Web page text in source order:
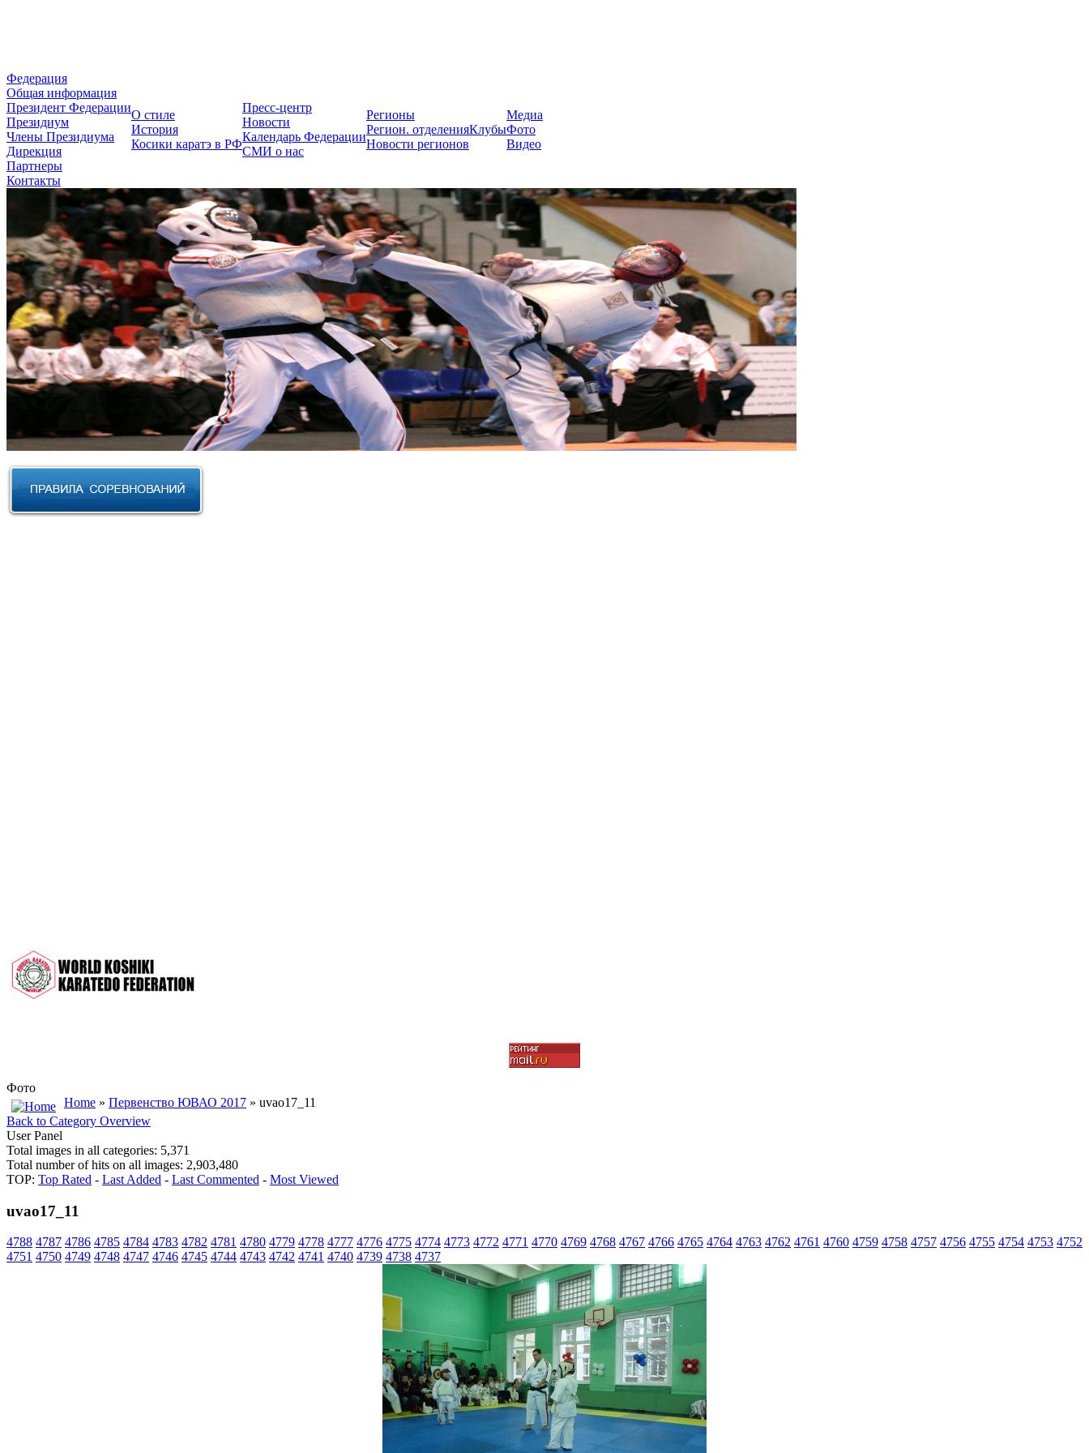
Федерация
Общая информация
Президент Федерации
Президиум
Члены Президиума
Дирекция
Партнеры
Контакты
О стиле
История
Косики каратэ в РФ
Пресс-центр
Новости
Календарь Федерации
СМИ о нас
Регионы
Регион. отделения
Новости регионов
Клубы
Медиа
Фото
Видео
Фото
Home » Первенство ЮВАО 2017 » uvao17_11
Back to Category Overview
User Panel
Total images in all categories: 5,371
Total number of hits on all images: 2,903,480
TOP: Top Rated - Last Added - Last Commented - Most Viewed
uvao17_11
4788 4787 4786 4785 4784 4783 4782 4781 4780 4779 4778 4777 4776 4775 4774 4773 4772 4771 4770 4769 4768 4767 4766 4765 4764 4763 4762 4761 4760 4759 4758 4757 4756 4755 4754 4753 4752
4751 4750 4749 4748 4747 4746 4745 4744 4743 4742 4741 4740 4739 4738 4737